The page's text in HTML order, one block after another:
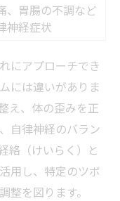
、胃腸の不調など
神経症状
にアプローチでき
には違いがありま
え、体の歪みを正
自律神経のバラン
絡（けいらく）と
用し、特定のツボ
整を図ります。